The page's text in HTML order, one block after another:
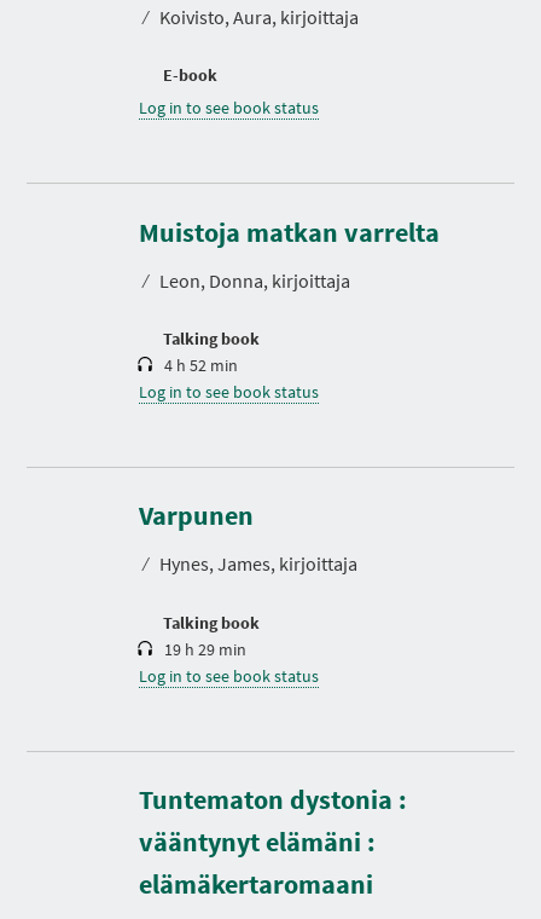
⁄ Koivisto, Aura, kirjoittaja
E-book
Log in to see book status
Muistoja matkan varrelta
⁄ Leon, Donna, kirjoittaja
Talking book
D
r
a
i
4 h 52 min
Log in to see book status
Varpunen
⁄ Hynes, James, kirjoittaja
Talking book
D
r
a
i
19 h 29 min
Log in to see book status
Tuntematon dystonia :
vääntynyt elämäni :
elämäkertaromaani
D
u
r
a